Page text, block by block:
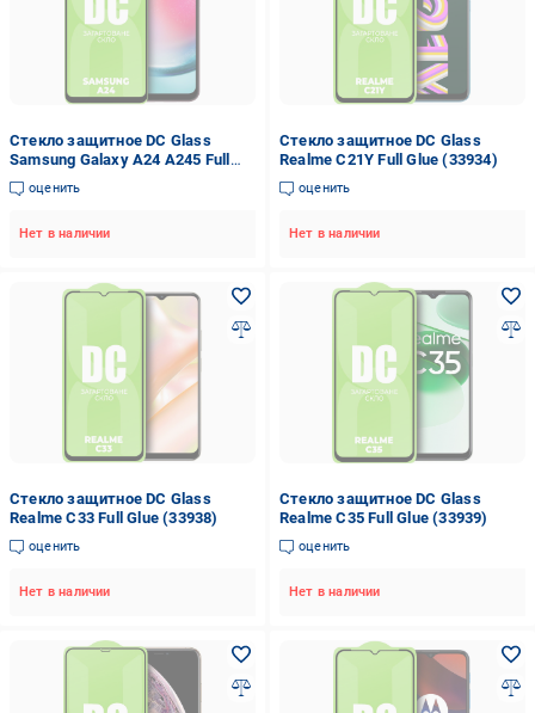
Стекло защитное DC Glass
Samsung Galaxy A24 A245 Full
Glue (33962)
оценить
Нет в наличии
Стекло защитное DC Glass
Realme C21Y Full Glue (33934)
оценить
Нет в наличии
Стекло защитное DC Glass
Realme C33 Full Glue (33938)
оценить
Нет в наличии
Стекло защитное DC Glass
Realme C35 Full Glue (33939)
оценить
Нет в наличии